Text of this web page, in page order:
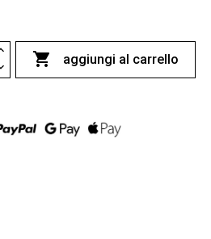
 aggiungi al carrello